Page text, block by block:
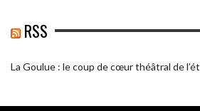
RSS
La Goulue : le coup de cœur théâtral de